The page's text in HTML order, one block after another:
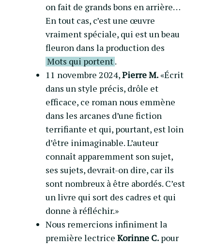
on fait de grands bons en arrière…
En tout cas, c’est une œuvre
vraiment spéciale, qui est un beau
fleuron dans la production des
Mots qui portent.
11 novembre 2024,Pierre M.«Écrit
dans un style précis, drôle et
efficace, ce roman nous emmène
dans les arcanes d’une fiction
terrifiante et qui, pourtant, est loin
d’être inimaginable. L’auteur
connaît apparemment son sujet,
ses sujets, devrait-on dire, car ils
sont nombreux à être abordés. C’est
un livre qui sort des cadres et qui
donne à réfléchir.»
Nous remercions infiniment la
première lectrice Korinne C. pour